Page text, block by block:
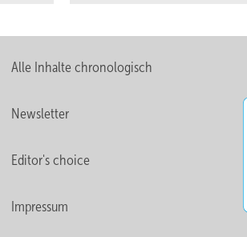
Alle Inhalte chronologisch
Newsletter
Editor's choice
Impressum